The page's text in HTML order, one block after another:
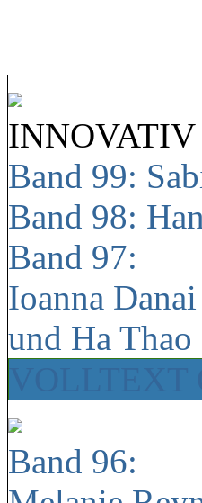
INNOVATIV
Band 99:
Band 98:
Band 97:
Ioanna
und Ha
Band 96: